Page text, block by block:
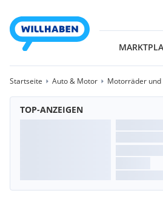
Startseite Auto & Motor Motorräder und
TOP-ANZEIGEN